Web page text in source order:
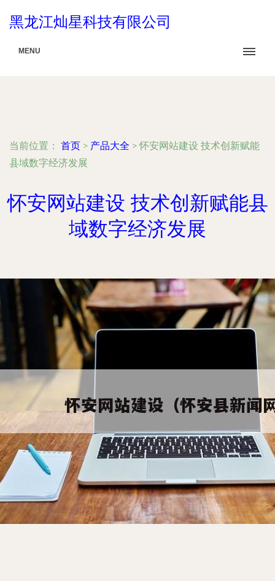
黑龙江灿星科技有限公司
MENU
当前位置： 首页 > 产品大全 > 怀安网站建设 技术创新赋能
县域数字经济发展
怀安网站建设 技术创新赋能县
域数字经济发展